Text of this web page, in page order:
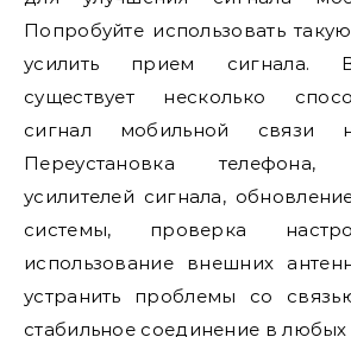
Попробуйте использовать
усилить прием сигнала.
существует несколько
сигнал мобильной связи
Переустановка телефона,
усилителей сигнала,
системы, проверка
использование внешних
устранить проблемы со
стабильное соединение в любых